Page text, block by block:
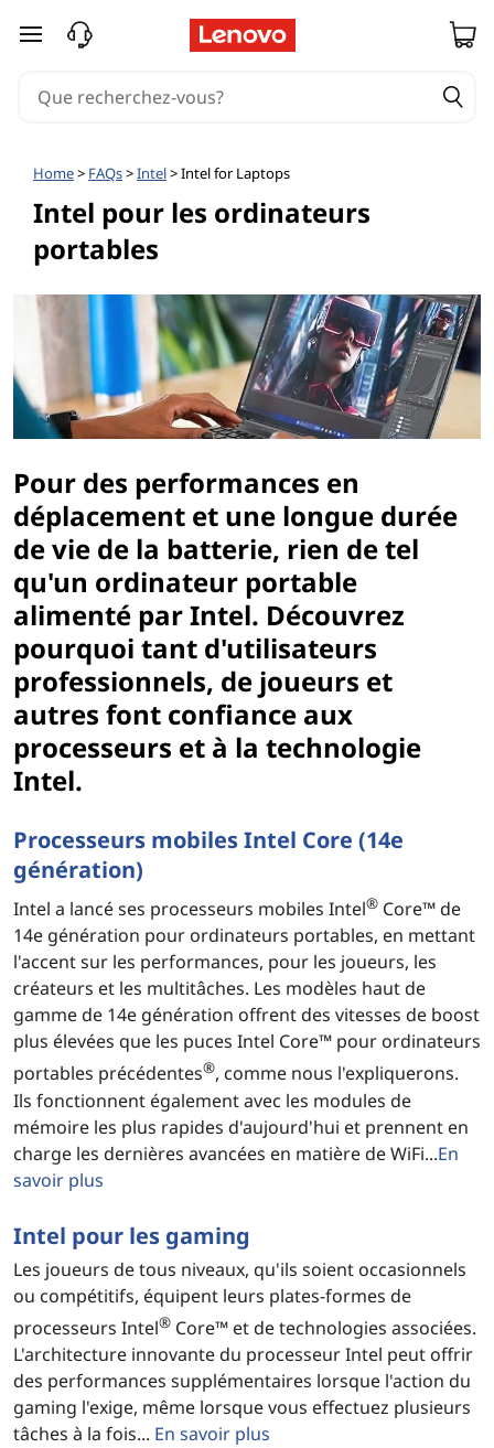
passer au contenu principal
Home> FAQs>Intel> Intel for Laptops
Intel pour les ordinateurs
portables
Pour des performances en
déplacement et une longue durée
de vie de la batterie, rien de tel
qu'un ordinateur portable
alimenté par Intel. Découvrez
pourquoi tant d'utilisateurs
professionnels, de joueurs et
autres font confiance aux
processeurs et à la technologie
Intel.
Processeurs mobiles Intel Core (14e
génération)
Intel a lancé ses processeurs mobiles Intel® Core™ de
14e génération pour ordinateurs portables, en mettant
l'accent sur les performances, pour les joueurs, les
créateurs et les multitâches. Les modèles haut de
gamme de 14e génération offrent des vitesses de boost
plus élevées que les puces Intel Core™ pour ordinateurs
portables précédentes®, comme nous l'expliquerons.
Ils fonctionnent également avec les modules de
mémoire les plus rapides d'aujourd'hui et prennent en
charge les dernières avancées en matière de WiFi...En
savoir plus
Intel pour les gaming
Les joueurs de tous niveaux, qu'ils soient occasionnels
ou compétitifs, équipent leurs plates-formes de
processeurs Intel® Core™ et de technologies associées.
L'architecture innovante du processeur Intel peut offrir
des performances supplémentaires lorsque l'action du
gaming l'exige, même lorsque vous effectuez plusieurs
tâches à la fois... En savoir plus